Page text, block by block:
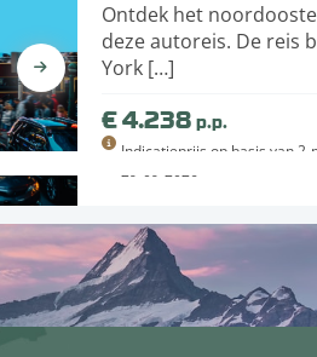
Ontdek het
deze autoreis. De reis
York […]
€ 4.238 p.p.
Indicatieprijs op basis van
29-09-2026